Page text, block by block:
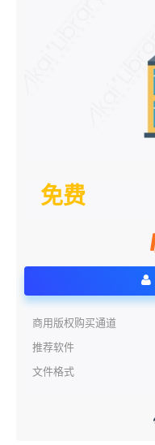
免费
商用版权购买通道
推荐软件
文件格式